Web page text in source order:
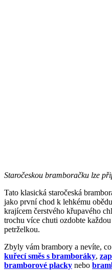
Staročeskou bramboračku lze
Tato klasická staročeská
jako první chod k lehkému
krajícem čerstvého křupavého
trochu více chuti ozdobte
petrželkou.
Zbyly vám brambory a nevíte,
kuřecí směs s bramboráky,
bramborové placky nebo